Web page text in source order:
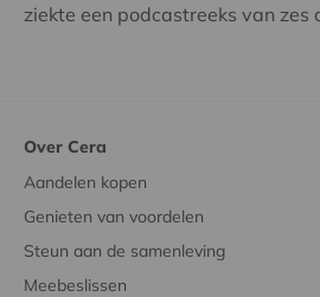
ziekte een podcastreeks van zes
Over Cera
Aandelen kopen
Genieten van voordelen
Steun aan de samenleving
Meebeslissen